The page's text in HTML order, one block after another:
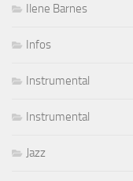
Ilene Barnes
Infos
Instrumental
Instrumental
Jazz